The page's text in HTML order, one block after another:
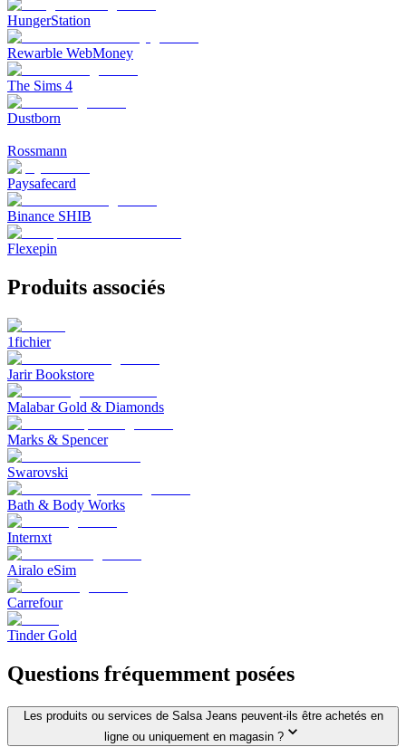
HungerStation
Rewarble WebMoney
The Sims 4
Dustborn
Rossmann
Paysafecard
Binance SHIB
Flexepin
Produits associés
1fichier
Jarir Bookstore
Malabar Gold & Diamonds
Marks & Spencer
Swarovski
Bath & Body Works
Internxt
Airalo eSim
Carrefour
Tinder Gold
Questions fréquemment posées
Les produits ou services de Salsa Jeans peuvent-ils être achetés en
ligne ou uniquement en magasin ?